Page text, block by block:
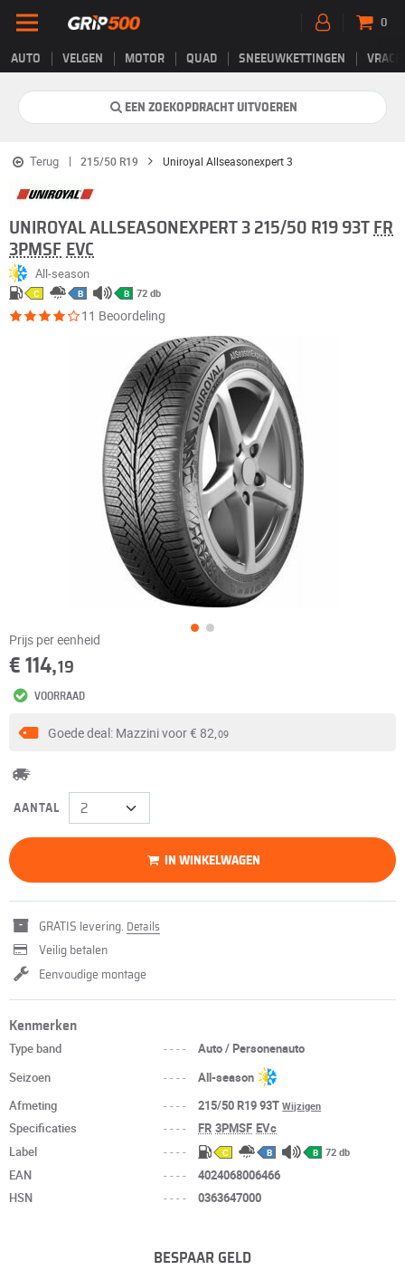
AUTO VELGEN MOTOR QUAD SNEEUWKETTINGEN
0
EEN ZOEKOPDRACHT UITVOEREN
Terug 215/50 R19 Uniroyal Allseasonexpert 3
UNIROYAL ALLSEASONEXPERT 3 215/50 R19 93T FR
3PMSF EVC
All-season
C B B 72 db
11 Beoordeling
Prijs per eenheid
€ 114,19
VOORRAAD
Goede deal: Mazzini voor€ 82,09
AANTAL
IN WINKELWAGEN
GRATIS levering. Details
Veilig betalen
Eenvoudige montage
Kenmerken
Type band ----
Auto / Personenauto
Seizoen
----
All-season
Afmeting
---- 215/50 R19 93TWijzigen
Specificaties ---- FR 3PMSF EVc
Label
---- C B B 72 db
EAN ----
4024068006466
HSN
---- 0363647000
BESPAAR GELD